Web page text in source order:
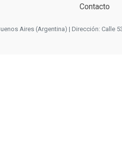
Contacto
Aires (Argentina) | Dirección: Calle